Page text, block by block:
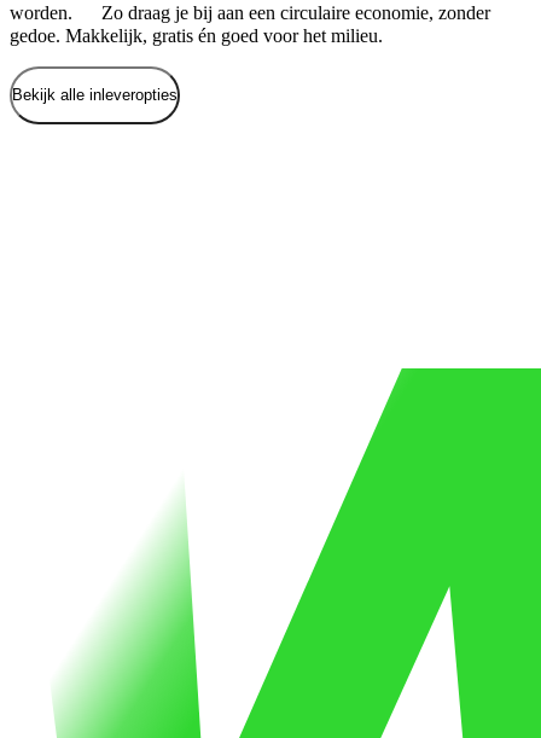
worden. Zo draag je bij aan een circulaire economie, zonder
gedoe. Makkelijk, gratis én goed voor het milieu.
Bekijk alle inleveropties